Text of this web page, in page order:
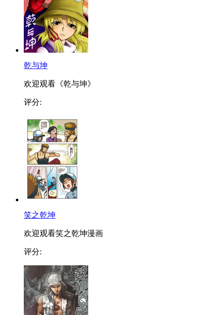
乾与坤
欢迎观看《乾与坤》
评分:
笑之乾坤
欢迎观看笑之乾坤漫画
评分: